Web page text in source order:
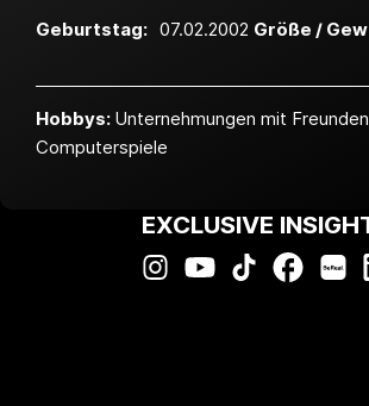
Geburtstag: 07.02.2002 Größe /
Hobbys: Unternehmungen mit
Computerspiele
EXCLUSIVE